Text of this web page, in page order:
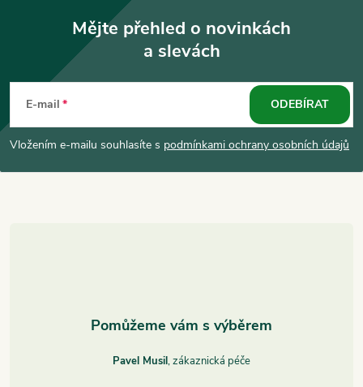
p
a
Mějte přehled o novinkách
a slevách
E-mail
Vložením e-mailu souhlasíte s podmínkami ochrany osobních údajů
ODEBÍRAT
Pavel Musil